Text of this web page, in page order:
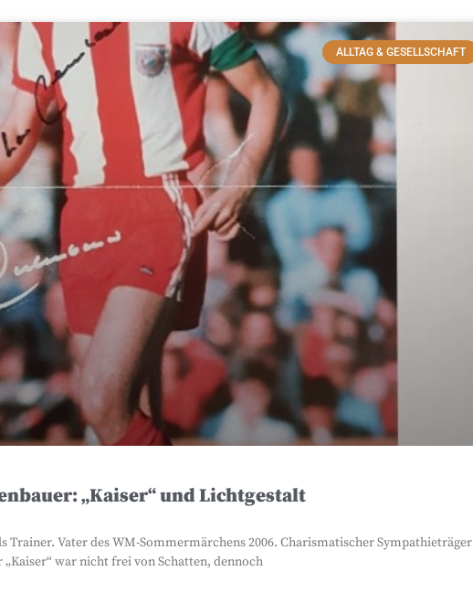
ALLTAG & GESELLSCHAFT
„Kaiser“ und Lichtgestalt
Trainer. Vater des WM-Sommermärchens 2006. Charismatischer Sympathieträger
war nicht frei von Schatten, dennoch